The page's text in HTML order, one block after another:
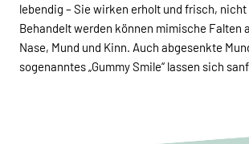
lebendig – Sie wirken erholt und frisch,
Behandelt werden können mimische Falten
Nase, Mund und Kinn. Auch abgesenkte
sogenanntes „Gummy Smile“ lassen sich